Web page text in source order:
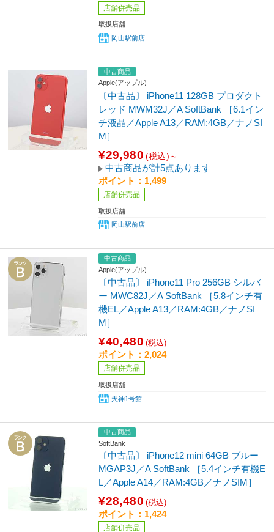
店舗併売品
取扱店舗
岡山駅前店
中古商品
Apple(アップル)
〔中古品〕 iPhone11 128GB プロダクト
レッド MWM32J／A SoftBank ［6.1イン
チ液晶／Apple A13／RAM:4GB／ナノSI
M］
¥29,980 (税込)～
中古商品が計5点あります
ポイント：1,499
店舗併売品
取扱店舗
岡山駅前店
中古商品
Apple(アップル)
〔中古品〕 iPhone11 Pro 256GB シルバ
ー MWC82J／A SoftBank ［5.8インチ有
機EL／Apple A13／RAM:4GB／ナノSI
M］
¥40,480 (税込)
ポイント：2,024
店舗併売品
取扱店舗
天神1号館
中古商品
SoftBank
〔中古品〕 iPhone12 mini 64GB ブルー
MGAP3J／A SoftBank ［5.4インチ有機E
L／Apple A14／RAM:4GB／ナノSIM］
¥28,480 (税込)
ポイント：1,424
店舗併売品